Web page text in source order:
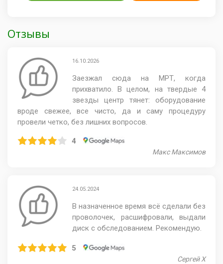
беременности.
Отзывы
16.10.2026
Заезжал сюда на МРТ, когда
прихватило. В целом, на твердые 4
звезды центр тянет: оборудование
вроде свежее, все чисто, да и саму процедуру
провели четко, без лишних вопросов.
4
Макс Максимов
24.05.2024
В назначенное время всё сделали без
проволочек, расшифровали, выдали
диск с обследованием. Рекомендую.
5
Сергей Х